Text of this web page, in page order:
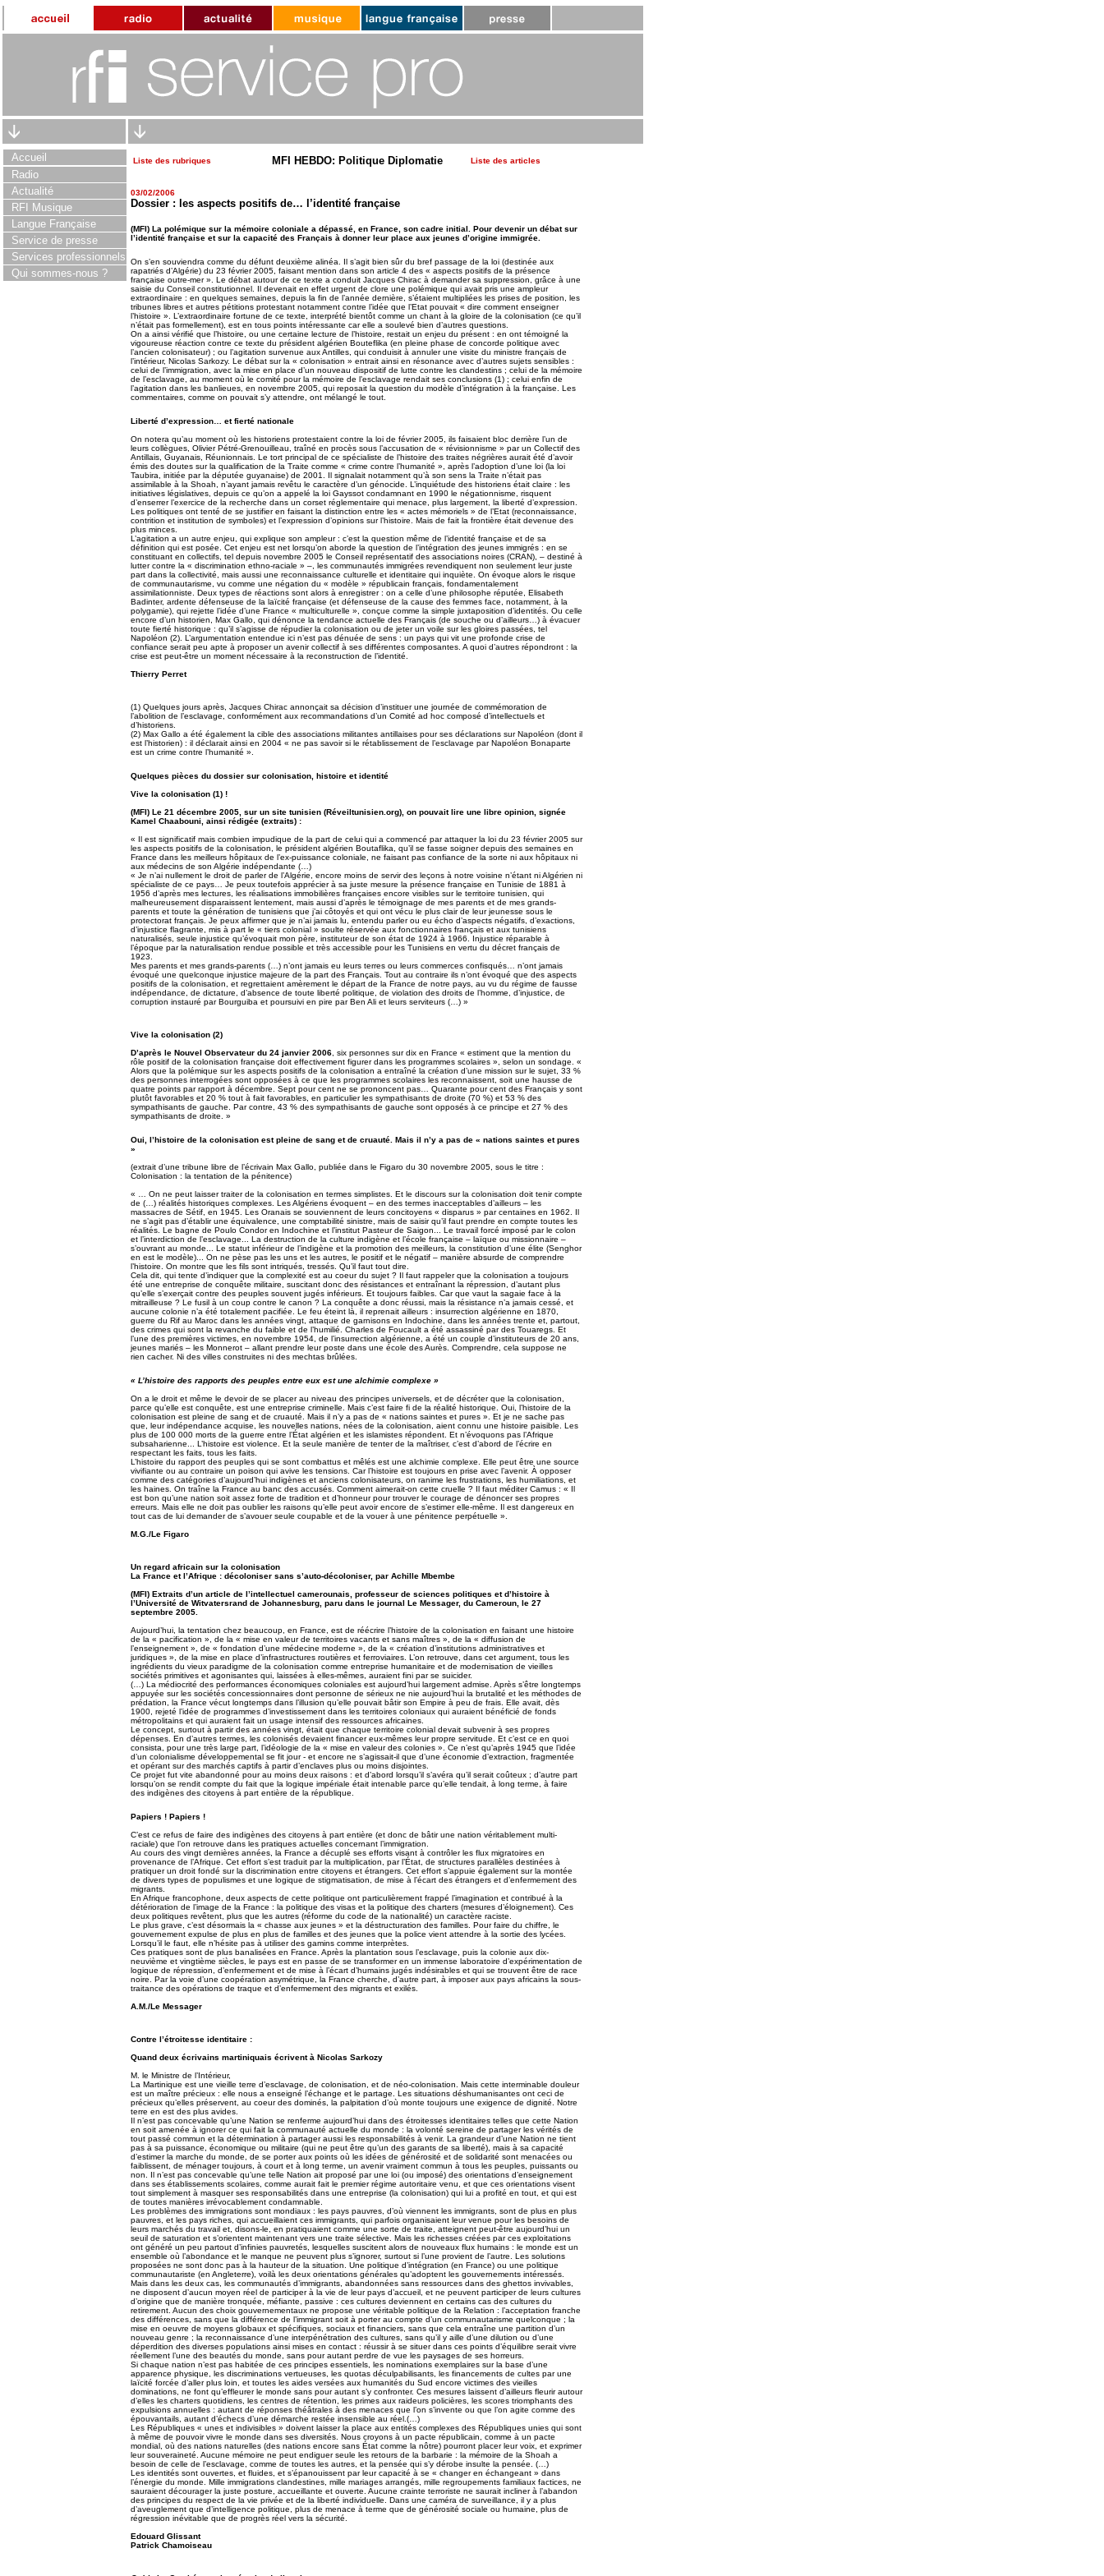
Accueil
Radio
Actualité
RFI Musique
Langue Française
Service de presse
Services professionnels
Qui sommes-nous ?
Liste des rubriques MFI HEBDO: Politique Diplomatie Liste des articles
03/02/2006
Dossier : les aspects positifs de… l’identité française
(MFI) La polémique sur la mémoire coloniale a dépassé, en France, son cadre initial. Pour devenir un débat sur
l’identité française et sur la capacité des Français à donner leur place aux jeunes d’origine immigrée.
On s’en souviendra comme du défunt deuxième alinéa. Il s’agit bien sûr du bref passage de la loi (destinée aux
rapatriés d’Algérie) du 23 février 2005, faisant mention dans son article 4 des « aspects positifs de la présence
française outre-mer ». Le débat autour de ce texte a conduit Jacques Chirac à demander sa suppression, grâce à une
saisie du Conseil constitutionnel. Il devenait en effet urgent de clore une polémique qui avait pris une ampleur
extraordinaire : en quelques semaines, depuis la fin de l’année dernière, s’étaient multipliées les prises de position, les
tribunes libres et autres pétitions protestant notamment contre l’idée que l’Etat pouvait « dire comment enseigner
l’histoire ». L’extraordinaire fortune de ce texte, interprété bientôt comme un chant à la gloire de la colonisation (ce qu’il
n’était pas formellement), est en tous points intéressante car elle a soulevé bien d’autres questions.
On a ainsi vérifié que l’histoire, ou une certaine lecture de l’histoire, restait un enjeu du présent : en ont témoigné la
vigoureuse réaction contre ce texte du président algérien Bouteflika (en pleine phase de concorde politique avec
l’ancien colonisateur) ; ou l’agitation survenue aux Antilles, qui conduisit à annuler une visite du ministre français de
l’intérieur, Nicolas Sarkozy. Le débat sur la « colonisation » entrait ainsi en résonance avec d’autres sujets sensibles :
celui de l’immigration, avec la mise en place d’un nouveau dispositif de lutte contre les clandestins ; celui de la mémoire
de l’esclavage, au moment où le comité pour la mémoire de l’esclavage rendait ses conclusions (1) ; celui enfin de
l’agitation dans les banlieues, en novembre 2005, qui reposait la question du modèle d’intégration à la française. Les
commentaires, comme on pouvait s’y attendre, ont mélangé le tout.
Liberté d’expression… et fierté nationale
On notera qu’au moment où les historiens protestaient contre la loi de février 2005, ils faisaient bloc derrière l’un de
leurs collègues, Olivier Pétré-Grenouilleau, traîné en procès sous l’accusation de « révisionnisme » par un Collectif des
Antillais, Guyanais, Réunionnais. Le tort principal de ce spécialiste de l’histoire des traites négrières aurait été d’avoir
émis des doutes sur la qualification de la Traite comme « crime contre l’humanité », après l’adoption d’une loi (la loi
Taubira, initiée par la députée guyanaise) de 2001. Il signalait notamment qu’à son sens la Traite n’était pas
assimilable à la Shoah, n’ayant jamais revêtu le caractère d’un génocide. L’inquiétude des historiens était claire : les
initiatives législatives, depuis ce qu’on a appelé la loi Gayssot condamnant en 1990 le négationnisme, risquent
d’enserrer l’exercice de la recherche dans un corset réglementaire qui menace, plus largement, la liberté d’expression.
Les politiques ont tenté de se justifier en faisant la distinction entre les « actes mémoriels » de l’Etat (reconnaissance,
contrition et institution de symboles) et l’expression d’opinions sur l’histoire. Mais de fait la frontière était devenue des
plus minces.
L’agitation a un autre enjeu, qui explique son ampleur : c’est la question même de l’identité française et de sa
définition qui est posée. Cet enjeu est net lorsqu’on aborde la question de l’intégration des jeunes immigrés : en se
constituant en collectifs, tel depuis novembre 2005 le Conseil représentatif des associations noires (CRAN), – destiné à
lutter contre la « discrimination ethno-raciale » –, les communautés immigrées revendiquent non seulement leur juste
part dans la collectivité, mais aussi une reconnaissance culturelle et identitaire qui inquiète. On évoque alors le risque
de communautarisme, vu comme une négation du « modèle » républicain français, fondamentalement
assimilationniste. Deux types de réactions sont alors à enregistrer : on a celle d’une philosophe réputée, Elisabeth
Badinter, ardente défenseuse de la laïcité française (et défenseuse de la cause des femmes face, notamment, à la
polygamie), qui rejette l’idée d’une France « multiculturelle », conçue comme la simple juxtaposition d’identités. Ou celle
encore d’un historien, Max Gallo, qui dénonce la tendance actuelle des Français (de souche ou d’ailleurs…) à évacuer
toute fierté historique : qu’il s’agisse de répudier la colonisation ou de jeter un voile sur les gloires passées, tel
Napoléon (2). L’argumentation entendue ici n’est pas dénuée de sens : un pays qui vit une profonde crise de
confiance serait peu apte à proposer un avenir collectif à ses différentes composantes. A quoi d’autres répondront : la
crise est peut-être un moment nécessaire à la reconstruction de l’identité.
Thierry Perret
(1) Quelques jours après, Jacques Chirac annonçait sa décision d’instituer une journée de commémoration de
l’abolition de l’esclavage, conformément aux recommandations d’un Comité ad hoc composé d’intellectuels et
d’historiens.
(2) Max Gallo a été également la cible des associations militantes antillaises pour ses déclarations sur Napoléon (dont il
est l’historien) : il déclarait ainsi en 2004 « ne pas savoir si le rétablissement de l’esclavage par Napoléon Bonaparte
est un crime contre l’humanité ».
Quelques pièces du dossier sur colonisation, histoire et identité
Vive la colonisation (1) !
(MFI) Le 21 décembre 2005, sur un site tunisien (Réveiltunisien.org), on pouvait lire une libre opinion, signée
Kamel Chaabouni, ainsi rédigée (extraits) :
« Il est significatif mais combien impudique de la part de celui qui a commencé par attaquer la loi du 23 février 2005 sur
les aspects positifs de la colonisation, le président algérien Boutaflika, qu’il se fasse soigner depuis des semaines en
France dans les meilleurs hôpitaux de l’ex-puissance coloniale, ne faisant pas confiance de la sorte ni aux hôpitaux ni
aux médecins de son Algérie indépendante (…)
« Je n’ai nullement le droit de parler de l’Algérie, encore moins de servir des leçons à notre voisine n’étant ni Algérien ni
spécialiste de ce pays… Je peux toutefois apprécier à sa juste mesure la présence française en Tunisie de 1881 à
1956 d’après mes lectures, les réalisations immobilières françaises encore visibles sur le territoire tunisien, qui
malheureusement disparaissent lentement, mais aussi d’après le témoignage de mes parents et de mes grands-
parents et toute la génération de tunisiens que j’ai côtoyés et qui ont vécu le plus clair de leur jeunesse sous le
protectorat français. Je peux affirmer que je n’ai jamais lu, entendu parler ou eu écho d’aspects négatifs, d’exactions,
d’injustice flagrante, mis à part le « tiers colonial » soulte réservée aux fonctionnaires français et aux tunisiens
naturalisés, seule injustice qu’évoquait mon père, instituteur de son état de 1924 à 1966. Injustice réparable à
l’époque par la naturalisation rendue possible et très accessible pour les Tunisiens en vertu du décret français de
1923.
Mes parents et mes grands-parents (…) n’ont jamais eu leurs terres ou leurs commerces confisqués… n’ont jamais
évoqué une quelconque injustice majeure de la part des Français. Tout au contraire ils n’ont évoqué que des aspects
positifs de la colonisation, et regrettaient amèrement le départ de la France de notre pays, au vu du régime de fausse
indépendance, de dictature, d’absence de toute liberté politique, de violation des droits de l’homme, d’injustice, de
corruption instauré par Bourguiba et poursuivi en pire par Ben Ali et leurs serviteurs (…) »
Vive la colonisation (2)
D’après le Nouvel Observateur du 24 janvier 2006 , six personnes sur dix en France « estiment que la mention du
rôle positif de la colonisation française doit effectivement figurer dans les programmes scolaires », selon un sondage. «
Alors que la polémique sur les aspects positifs de la colonisation a entraîné la création d’une mission sur le sujet, 33 %
des personnes interrogées sont opposées à ce que les programmes scolaires les reconnaissent, soit une hausse de
quatre points par rapport à décembre. Sept pour cent ne se prononcent pas… Quarante pour cent des Français y sont
plutôt favorables et 20 % tout à fait favorables, en particulier les sympathisants de droite (70 %) et 53 % des
sympathisants de gauche. Par contre, 43 % des sympathisants de gauche sont opposés à ce principe et 27 % des
sympathisants de droite. »
Oui, l’histoire de la colonisation est pleine de sang et de cruauté. Mais il n’y a pas de « nations saintes et pures
»
(extrait d’une tribune libre de l’écrivain Max Gallo, publiée dans le Figaro du 30 novembre 2005, sous le titre :
Colonisation : la tentation de la pénitence)
« … On ne peut laisser traiter de la colonisation en termes simplistes. Et le discours sur la colonisation doit tenir compte
de (…) réalités historiques complexes. Les Algériens évoquent – en des termes inacceptables d’ailleurs – les
massacres de Sétif, en 1945. Les Oranais se souviennent de leurs concitoyens « disparus » par centaines en 1962. Il
ne s’agit pas d’établir une équivalence, une comptabilité sinistre, mais de saisir qu’il faut prendre en compte toutes les
réalités. Le bagne de Poulo Condor en Indochine et l’institut Pasteur de Saigon... Le travail forcé imposé par le colon
et l’interdiction de l’esclavage... La destruction de la culture indigène et l’école française – laïque ou missionnaire –
s’ouvrant au monde... Le statut inférieur de l’indigène et la promotion des meilleurs, la constitution d’une élite (Senghor
en est le modèle)... On ne pèse pas les uns et les autres, le positif et le négatif – manière absurde de comprendre
l’histoire. On montre que les fils sont intriqués, tressés. Qu’il faut tout dire.
Cela dit, qui tente d’indiquer que la complexité est au coeur du sujet ? Il faut rappeler que la colonisation a toujours
été une entreprise de conquête militaire, suscitant donc des résistances et entraînant la répression, d’autant plus
qu’elle s’exerçait contre des peuples souvent jugés inférieurs. Et toujours faibles. Car que vaut la sagaie face à la
mitrailleuse ? Le fusil à un coup contre le canon ? La conquête a donc réussi, mais la résistance n’a jamais cessé, et
aucune colonie n’a été totalement pacifiée. Le feu éteint là, il reprenait ailleurs : insurrection algérienne en 1870,
guerre du Rif au Maroc dans les années vingt, attaque de garnisons en Indochine, dans les années trente et, partout,
des crimes qui sont la revanche du faible et de l’humilié. Charles de Foucault a été assassiné par des Touaregs. Et
l’une des premières victimes, en novembre 1954, de l’insurrection algérienne, a été un couple d’instituteurs de 20 ans,
jeunes mariés – les Monnerot – allant prendre leur poste dans une école des Aurès. Comprendre, cela suppose ne
rien cacher. Ni des villes construites ni des mechtas brûlées.
« L’histoire des rapports des peuples entre eux est une alchimie complexe »
On a le droit et même le devoir de se placer au niveau des principes universels, et de décréter que la colonisation,
parce qu’elle est conquête, est une entreprise criminelle. Mais c’est faire fi de la réalité historique. Oui, l’histoire de la
colonisation est pleine de sang et de cruauté. Mais il n’y a pas de « nations saintes et pures ». Et je ne sache pas
que, leur indépendance acquise, les nouvelles nations, nées de la colonisation, aient connu une histoire paisible. Les
plus de 100 000 morts de la guerre entre l’État algérien et les islamistes répondent. Et n’évoquons pas l’Afrique
subsaharienne... L’histoire est violence. Et la seule manière de tenter de la maîtriser, c’est d’abord de l’écrire en
respectant les faits, tous les faits.
L’histoire du rapport des peuples qui se sont combattus et mêlés est une alchimie complexe. Elle peut être une source
vivifiante ou au contraire un poison qui avive les tensions. Car l’histoire est toujours en prise avec l’avenir. À opposer
comme des catégories d’aujourd’hui indigènes et anciens colonisateurs, on ranime les frustrations, les humiliations, et
les haines. On traîne la France au banc des accusés. Comment aimerait-on cette cruelle ? Il faut méditer Camus : « Il
est bon qu’une nation soit assez forte de tradition et d’honneur pour trouver le courage de dénoncer ses propres
erreurs. Mais elle ne doit pas oublier les raisons qu’elle peut avoir encore de s’estimer elle-même. Il est dangereux en
tout cas de lui demander de s’avouer seule coupable et de la vouer à une pénitence perpétuelle ».
M.G./Le Figaro
Un regard africain sur la colonisation
La France et l’Afrique : décoloniser sans s’auto-décoloniser, par Achille Mbembe
(MFI) Extraits d’un article de l’intellectuel camerounais, professeur de sciences politiques et d’histoire à
l’Université de Witvatersrand de Johannesburg, paru dans le journal Le Messager, du Cameroun, le 27
septembre 2005.
Aujourd’hui, la tentation chez beaucoup, en France, est de réécrire l’histoire de la colonisation en faisant une histoire
de la « pacification », de la « mise en valeur de territoires vacants et sans maîtres », de la « diffusion de
l’enseignement », de « fondation d’une médecine moderne », de la « création d’institutions administratives et
juridiques », de la mise en place d’infrastructures routières et ferroviaires. L’on retrouve, dans cet argument, tous les
ingrédients du vieux paradigme de la colonisation comme entreprise humanitaire et de modernisation de vieilles
sociétés primitives et agonisantes qui, laissées à elles-mêmes, auraient fini par se suicider.
(…) La médiocrité des performances économiques coloniales est aujourd’hui largement admise. Après s’être longtemps
appuyée sur les sociétés concessionnaires dont personne de sérieux ne nie aujourd’hui la brutalité et les méthodes de
prédation, la France vécut longtemps dans l’illusion qu’elle pouvait bâtir son Empire à peu de frais. Elle avait, dès
1900, rejeté l’idée de programmes d’investissement dans les territoires coloniaux qui auraient bénéficié de fonds
métropolitains et qui auraient fait un usage intensif des ressources africaines.
Le concept, surtout à partir des années vingt, était que chaque territoire colonial devait subvenir à ses propres
dépenses. En d’autres termes, les colonisés devaient financer eux-mêmes leur propre servitude. Et c’est ce en quoi
consista, pour une très large part, l’idéologie de la « mise en valeur des colonies ». Ce n’est qu’après 1945 que l’idée
d’un colonialisme développemental se fit jour - et encore ne s’agissait-il que d’une économie d’extraction, fragmentée
et opérant sur des marchés captifs à partir d’enclaves plus ou moins disjointes.
Ce projet fut vite abandonné pour au moins deux raisons : et d’abord lorsqu’il s’avéra qu’il serait coûteux ; d’autre part
lorsqu’on se rendit compte du fait que la logique impériale était intenable parce qu’elle tendait, à long terme, à faire
des indigènes des citoyens à part entière de la république.
Papiers ! Papiers !
C’est ce refus de faire des indigènes des citoyens à part entière (et donc de bâtir une nation véritablement multi-
raciale) que l’on retrouve dans les pratiques actuelles concernant l’immigration.
Au cours des vingt dernières années, la France a décuplé ses efforts visant à contrôler les flux migratoires en
provenance de l’Afrique. Cet effort s’est traduit par la multiplication, par l’État, de structures parallèles destinées à
pratiquer un droit fondé sur la discrimination entre citoyens et étrangers. Cet effort s’appuie également sur la montée
de divers types de populismes et une logique de stigmatisation, de mise à l’écart des étrangers et d’enfermement des
migrants.
En Afrique francophone, deux aspects de cette politique ont particulièrement frappé l’imagination et contribué à la
détérioration de l’image de la France : la politique des visas et la politique des charters (mesures d’éloignement). Ces
deux politiques revêtent, plus que les autres (réforme du code de la nationalité) un caractère raciste.
Le plus grave, c’est désormais la « chasse aux jeunes » et la déstructuration des familles. Pour faire du chiffre, le
gouvernement expulse de plus en plus de familles et des jeunes que la police vient attendre à la sortie des lycées.
Lorsqu’il le faut, elle n’hésite pas à utiliser des gamins comme interprètes.
Ces pratiques sont de plus banalisées en France. Après la plantation sous l’esclavage, puis la colonie aux dix-
neuvième et vingtième siècles, le pays est en passe de se transformer en un immense laboratoire d’expérimentation de
logique de répression, d’enfermement et de mise à l’écart d’humains jugés indésirables et qui se trouvent être de race
noire. Par la voie d’une coopération asymétrique, la France cherche, d’autre part, à imposer aux pays africains la sous-
traitance des opérations de traque et d’enfermement des migrants et exilés.
A.M./Le Messager
Contre l’étroitesse identitaire :
Quand deux écrivains martiniquais écrivent à Nicolas Sarkozy
M. le Ministre de l’Intérieur,
La Martinique est une vieille terre d’esclavage, de colonisation, et de néo-colonisation. Mais cette interminable douleur
est un maître précieux : elle nous a enseigné l’échange et le partage. Les situations déshumanisantes ont ceci de
précieux qu’elles préservent, au coeur des dominés, la palpitation d’où monte toujours une exigence de dignité. Notre
terre en est des plus avides.
Il n’est pas concevable qu’une Nation se renferme aujourd’hui dans des étroitesses identitaires telles que cette Nation
en soit amenée à ignorer ce qui fait la communauté actuelle du monde : la volonté sereine de partager les vérités de
tout passé commun et la détermination à partager aussi les responsabilités à venir. La grandeur d’une Nation ne tient
pas à sa puissance, économique ou militaire (qui ne peut être qu’un des garants de sa liberté), mais à sa capacité
d’estimer la marche du monde, de se porter aux points où les idées de générosité et de solidarité sont menacées ou
faiblissent, de ménager toujours, à court et à long terme, un avenir vraiment commun à tous les peuples, puissants ou
non. Il n’est pas concevable qu’une telle Nation ait proposé par une loi (ou imposé) des orientations d’enseignement
dans ses établissements scolaires, comme aurait fait le premier régime autoritaire venu, et que ces orientations visent
tout simplement à masquer ses responsabilités dans une entreprise (la colonisation) qui lui a profité en tout, et qui est
de toutes manières irrévocablement condamnable.
Les problèmes des immigrations sont mondiaux : les pays pauvres, d’où viennent les immigrants, sont de plus en plus
pauvres, et les pays riches, qui accueillaient ces immigrants, qui parfois organisaient leur venue pour les besoins de
leurs marchés du travail et, disons-le, en pratiquaient comme une sorte de traite, atteignent peut-être aujourd’hui un
seuil de saturation et s’orientent maintenant vers une traite sélective. Mais les richesses créées par ces exploitations
ont généré un peu partout d’infinies pauvretés, lesquelles suscitent alors de nouveaux flux humains : le monde est un
ensemble où l’abondance et le manque ne peuvent plus s’ignorer, surtout si l’une provient de l’autre. Les solutions
proposées ne sont donc pas à la hauteur de la situation. Une politique d’intégration (en France) ou une politique
communautariste (en Angleterre), voilà les deux orientations générales qu’adoptent les gouvernements intéressés.
Mais dans les deux cas, les communautés d’immigrants, abandonnées sans ressources dans des ghettos invivables,
ne disposent d’aucun moyen réel de participer à la vie de leur pays d’accueil, et ne peuvent participer de leurs cultures
d’origine que de manière tronquée, méfiante, passive : ces cultures deviennent en certains cas des cultures du
retirement. Aucun des choix gouvernementaux ne propose une véritable politique de la Relation : l’acceptation franche
des différences, sans que la différence de l’immigrant soit à porter au compte d’un communautarisme quelconque ; la
mise en oeuvre de moyens globaux et spécifiques, sociaux et financiers, sans que cela entraîne une partition d’un
nouveau genre ; la reconnaissance d’une interpénétration des cultures, sans qu’il y aille d’une dilution ou d’une
déperdition des diverses populations ainsi mises en contact : réussir à se situer dans ces points d’équilibre serait vivre
réellement l’une des beautés du monde, sans pour autant perdre de vue les paysages de ses horreurs.
Si chaque nation n’est pas habitée de ces principes essentiels, les nominations exemplaires sur la base d’une
apparence physique, les discriminations vertueuses, les quotas déculpabilisants, les financements de cultes par une
laïcité forcée d’aller plus loin, et toutes les aides versées aux humanités du Sud encore victimes des vieilles
dominations, ne font qu’effleurer le monde sans pour autant s’y confronter. Ces mesures laissent d’ailleurs fleurir autour
d’elles les charters quotidiens, les centres de rétention, les primes aux raideurs policières, les scores triomphants des
expulsions annuelles : autant de réponses théâtrales à des menaces que l’on s’invente ou que l’on agite comme des
épouvantails, autant d’échecs d’une démarche restée insensible au réel.(…)
Les Républiques « unes et indivisibles » doivent laisser la place aux entités complexes des Républiques unies qui sont
à même de pouvoir vivre le monde dans ses diversités. Nous croyons à un pacte républicain, comme à un pacte
mondial, où des nations naturelles (des nations encore sans État comme la nôtre) pourront placer leur voix, et exprimer
leur souveraineté. Aucune mémoire ne peut endiguer seule les retours de la barbarie : la mémoire de la Shoah a
besoin de celle de l’esclavage, comme de toutes les autres, et la pensée qui s’y dérobe insulte la pensée. (…)
Les identités sont ouvertes, et fluides, et s’épanouissent par leur capacité à se « changer en échangeant » dans
l’énergie du monde. Mille immigrations clandestines, mille mariages arrangés, mille regroupements familiaux factices, ne
sauraient décourager la juste posture, accueillante et ouverte. Aucune crainte terroriste ne saurait incliner à l’abandon
des principes du respect de la vie privée et de la liberté individuelle. Dans une caméra de surveillance, il y a plus
d’aveuglement que d’intelligence politique, plus de menace à terme que de générosité sociale ou humaine, plus de
régression inévitable que de progrès réel vers la sécurité.
Edouard Glissant
Patrick Chamoiseau